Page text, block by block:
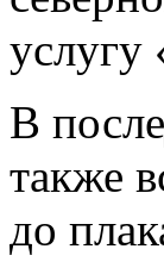
услугу
В
также
до